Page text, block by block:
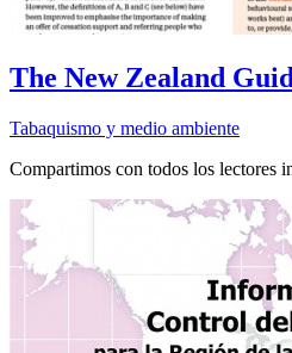
The New Zealand
Tabaquismo y medio ambiente
Compartimos con todos los lectores